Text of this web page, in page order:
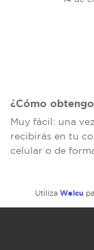
¿Cómo
Muy fácil: una
recibirás en tu
celular o de
Utiliza Welcu